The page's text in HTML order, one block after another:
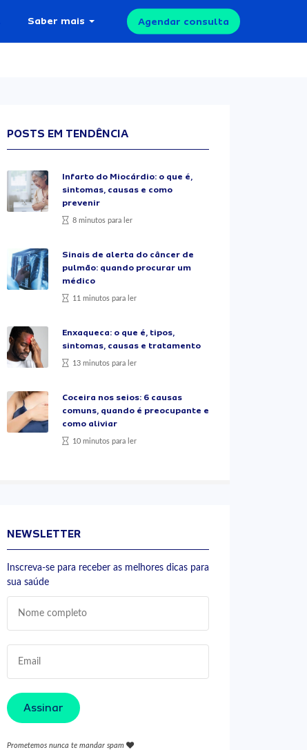
Saber mais Agendar consulta
POSTS EM TENDÊNCIA
Infarto do Miocárdio: o que é,
sintomas, causas e como
prevenir
8 minutos para ler
Sinais de alerta do câncer de
pulmão: quando procurar um
médico
11 minutos para ler
Enxaqueca: o que é, tipos,
sintomas, causas e tratamento
13 minutos para ler
Coceira nos seios: 6 causas
comuns, quando é preocupante e
como aliviar
10 minutos para ler
NEWSLETTER
Inscreva-se para receber as melhores dicas para
sua saúde
Assinar
Prometemos nunca te mandar spam